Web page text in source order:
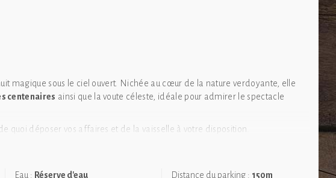
magique sous le ciel ouvert. Nichée au cœur de la nature verdoyante, elle
centenaires ainsi que la voute céleste, idéale pour admirer le spectacle
quoi déposer vos affaires et de la vaisselle à votre disposition.
douceur et élégance.
Eau : Réserve d'eau Distance du parking : 150m